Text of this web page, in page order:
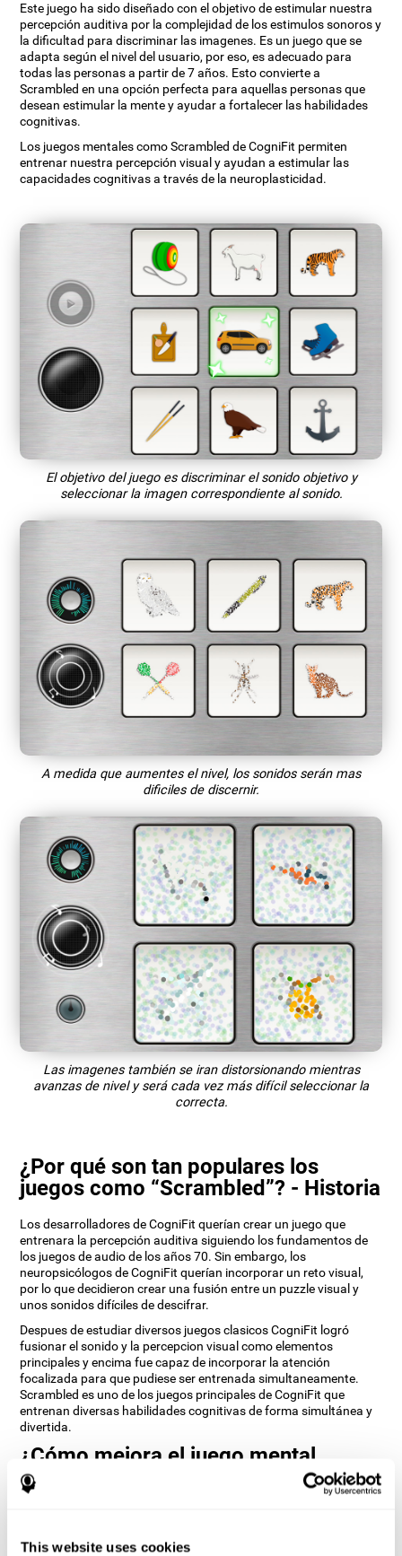
This website uses cookies
Este juego ha sido diseñado con el objetivo de estimular nuestra
percepción auditiva por la complejidad de los estimulos sonoros y
la dificultad para discriminar las imagenes. Es un juego que se
adapta según el nivel del usuario, por eso, es adecuado para
todas las personas a partir de 7 años. Esto convierte a
Scrambled en una opción perfecta para aquellas personas que
desean estimular la mente y ayudar a fortalecer las habilidades
cognitivas.
Los juegos mentales como Scrambled de CogniFit permiten
entrenar nuestra percepción visual y ayudan a estimular las
capacidades cognitivas a través de la neuroplasticidad.
El objetivo del juego es discriminar el sonido objetivo y
seleccionar la imagen correspondiente al sonido.
A medida que aumentes el nivel, los sonidos serán mas
dificiles de discernir.
Las imagenes también se iran distorsionando mientras
avanzas de nivel y será cada vez más difícil seleccionar la
correcta.
¿Por qué son tan populares los
juegos como “Scrambled”? - Historia
Los desarrolladores de CogniFit querían crear un juego que
entrenara la percepción auditiva siguiendo los fundamentos de
los juegos de audio de los años 70. Sin embargo, los
neuropsicólogos de CogniFit querían incorporar un reto visual,
por lo que decidieron crear una fusión entre un puzzle visual y
unos sonidos difíciles de descifrar.
Despues de estudiar diversos juegos clasicos CogniFit logró
fusionar el sonido y la percepcion visual como elementos
principales y encima fue capaz de incorporar la atención
focalizada para que pudiese ser entrenada simultaneamente.
Scrambled es uno de los juegos principales de CogniFit que
entrenan diversas habilidades cognitivas de forma simultánea y
divertida.
¿Cómo mejora el juego mental
“Scrambled” mis habilidades
cognitivas?
de activación neural específico. Estimular de manera consistente